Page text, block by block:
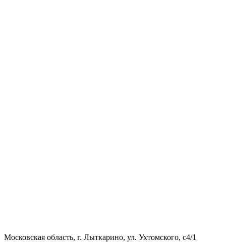
Московская область, г. Лыткарино, ул. Ухтомского, с4/1